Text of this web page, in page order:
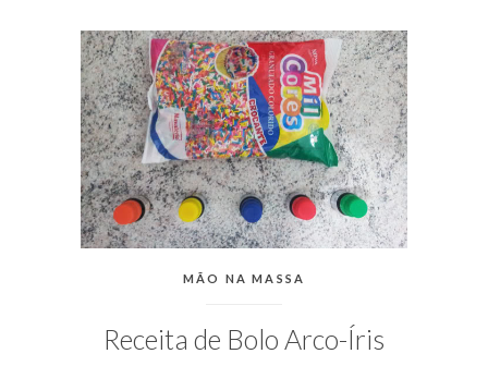
à
moda
antiga.
CATEGORIAS:
MÃO NA MASSA
Receita de Bolo Arco-Íris